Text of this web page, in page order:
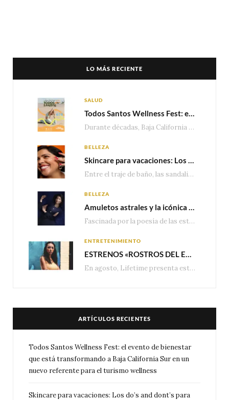
LO MÁS RECIENTE
SALUD
Todos Santos Wellness Fest: el evento de bienestar que está transformando a Baja California Sur en un nuevo referente para el turismo wellness
Durante décadas, Baja California Sur ha sido reconocido por sus playas, hoteles de lujo y…
BELLEZA
Skincare para vacaciones: Los do’s and dont’s para cuidar tu piel
Entre el traje de baño, las sandalias, los lentes de sol y los looks que…
BELLEZA
Amuletos astrales y la icónica colección Zodiaque de Van Cleef & Arpels
Fascinada por la poesía de las estrellas, la Maison Van Cleef & Arpels celebra la llegada de las…
ENTRETENIMIENTO
ESTRENOS «ROSTROS DEL ENGAÑO», ESPECIAL DE LIFETIME MOVIES DONDE NADA NI NADIE ES LO QUE PARECE
En agosto, Lifetime presenta estrenos exclusivos con historias donde las apariencias esconden los secretos más…
ARTÍCULOS RECIENTES
Todos Santos Wellness Fest: el evento de bienestar
que está transformando a Baja California Sur en un
nuevo referente para el turismo wellness
Skincare para vacaciones: Los do’s and dont’s para